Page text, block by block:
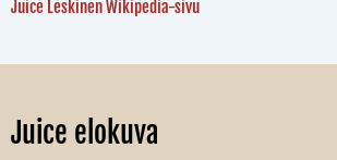
Juice Leskinen Wikipedia-sivu
Juice elokuva